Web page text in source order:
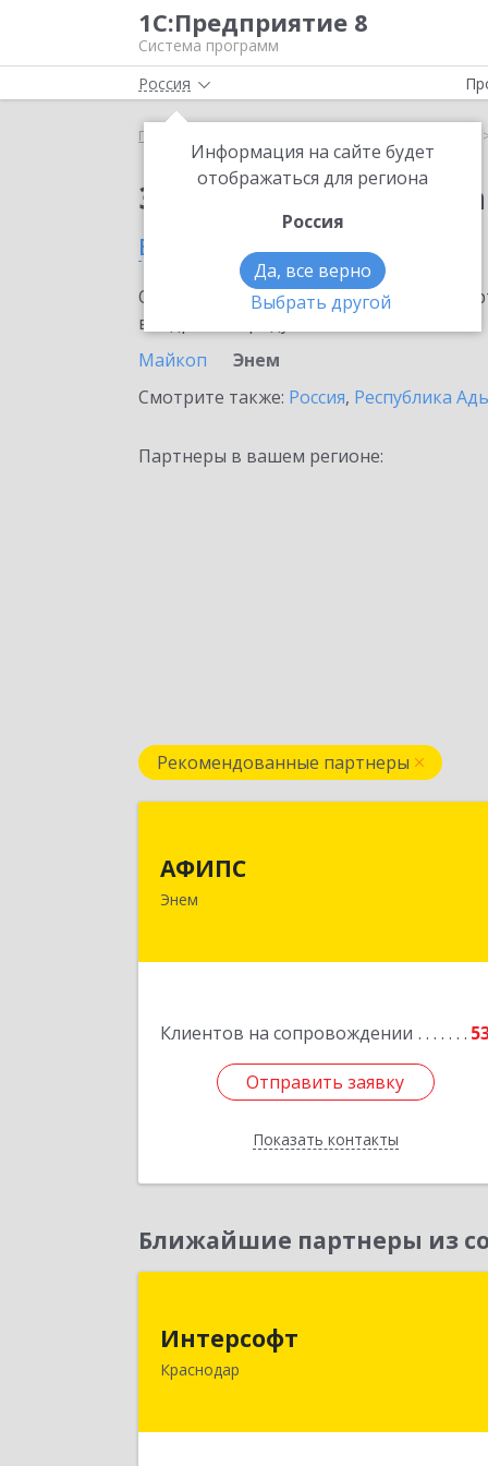
1С:Предприятие 8
Система программ
Россия
Информация на сайте будет
отображаться для региона
Россия
Да, все верно
Выбрать другой
Главная
Заказать 1С:Статус
в Энеме
Ознакомьтесь с информационными
внедрение продукта.
Майкоп
Энем
Смотрите также: Россия, Республика
Партнеры в вашем регионе:
Рекомендованные партнеры
АФИПС
Энем
Клиентов на сопровождении
Отправить заявку
Показать контакты
р-н, Энем пгт, Чкалова ул, дом № 13
Отправить заявку
Назад
Ближайшие партнеры из
Интерсофт
Краснодар
350020, Краснодарский край,
Краснодар г, Рашпилевская ул, дом №